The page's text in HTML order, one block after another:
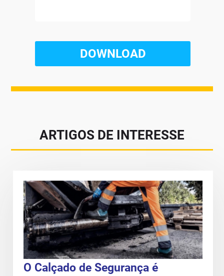
ARTIGOS DE INTERESSE
O Calçado de Segurança é